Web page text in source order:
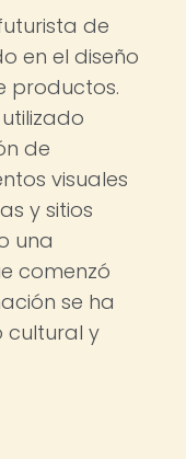
de
en el diseño
productos.
de
visuales
y sitios
una
comenzó
se ha
cultural y